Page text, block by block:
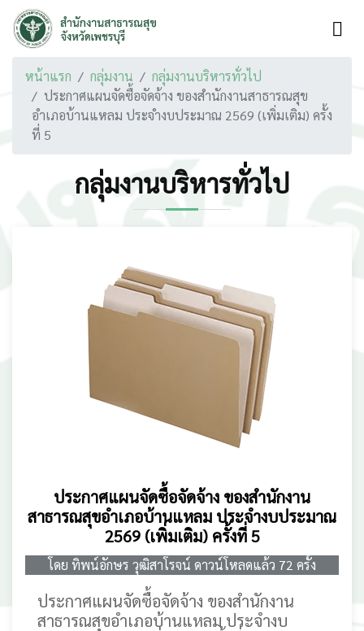
หน้าแรก กลุ่มงาน
กลุ่มงานบริหารทั่วไป
ประกาศแผนจัดซื้อจัดจ้าง ของสำนักงานสาธารณสุข
อำเภอบ้านแหลม ประจำงบประมาณ 2569 (เพิ่มเติม) ครั้ง
ที่ 5
กลุ่มงานบริหารทั่วไป
ประกาศแผนจัดซื้อจัดจ้าง ของสำนักงาน
สาธารณสุขอำเภอบ้านแหลม ประจำงบประมาณ
2569 (เพิ่มเติม) ครั้งที่ 5
โดย ทิพน์อักษร วุฒิสาโรจน์ ดาวน์โหลดแล้ว 72 ครั้ง
ประกาศแผนจัดซื้อจัดจ้าง ของสำนักงาน
สาธารณสุขอำเภอบ้านแหลม ประจำงบ